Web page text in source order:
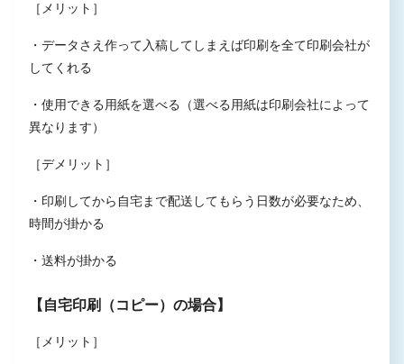
［メリット］
・データさえ作って入稿してしまえば印刷を全て印刷会社が
してくれる
・使用できる用紙を選べる（選べる用紙は印刷会社によって
異なります）
［デメリット］
・印刷してから自宅まで配送してもらう日数が必要なため、
時間が掛かる
・送料が掛かる
【自宅印刷（コピー）の場合】
［メリット］